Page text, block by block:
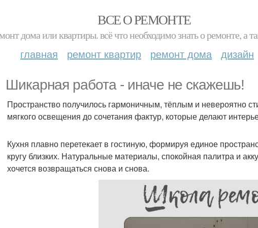
ВСЕ О РЕМОНТЕ
дома или квартиры. всё что необходимо знать о ремонте,
главная ремонт квартир ремонт дома дизайн
Шикарная работа - иначе не скажешь!
Пространство получилось гармоничным, тёплым и невероятно
мягкого освещения до сочетания фактур, которые делают
Кухня плавно перетекает в гостиную, формируя единое
кругу близких. Натуральные материалы, спокойная палитра и
хочется возвращаться снова и снова.